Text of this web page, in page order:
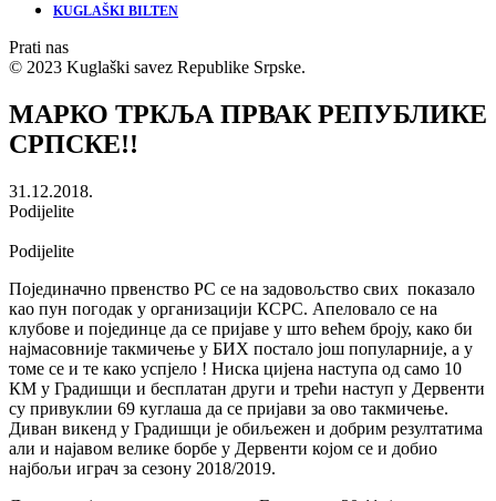
KUGLAŠKI BILTEN
Prati nas
© 2023 Kuglaški savez Republike Srpske.
МАРКО ТРКЉА ПРВАК РЕПУБЛИКЕ
СРПСКЕ!!
31.12.2018.
Podijelite
Podijelite
Појединачно првенство РС се на задовољство свих показало
као пун погодак у организацији КСРС. Апеловало се на
клубове и појединце да се пријаве у што већем броју, како би
најмасовније такмичење у БИХ постало још популарније, а у
томе се и те како успјело ! Ниска цијена наступа од само 10
КМ у Градишци и бесплатан други и трећи наступ у Дервенти
су привуклии 69 куглаша да се пријави за ово такмичење.
Диван викенд у Градишци је обиљежен и добрим резултатима
али и најавом велике борбе у Дервенти којом се и добио
најбољи играч за сезону 2018/2019.